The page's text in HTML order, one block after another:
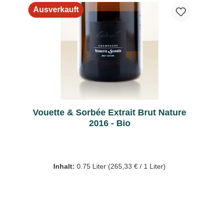
Ausverkauft
Vouette & Sorbée Extrait Brut Nature
2016 - Bio
Inhalt: 0.75 Liter (265,33 € / 1 Liter)